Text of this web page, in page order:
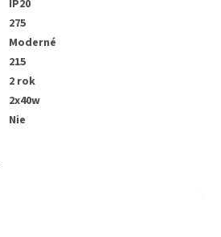
IP20
275
Moderné
215
2 rok
2x40w
Nie